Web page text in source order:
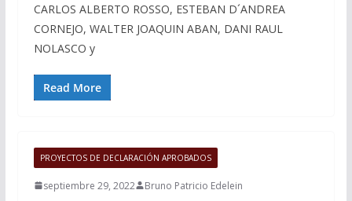
CARLOS ALBERTO ROSSO, ESTEBAN D´ANDREA
CORNEJO, WALTER JOAQUIN ABAN, DANI RAUL
NOLASCO y
Read More
PROYECTOS DE DECLARACIÓN APROBADOS
septiembre 29, 2022 Bruno Patricio Edelein